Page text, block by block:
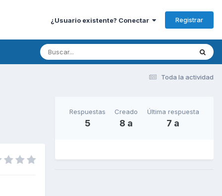
¿Usuario existente? Conectar Registrar
Toda la actividad
Respuestas
5
Creado
8 a
Última respuesta
7 a